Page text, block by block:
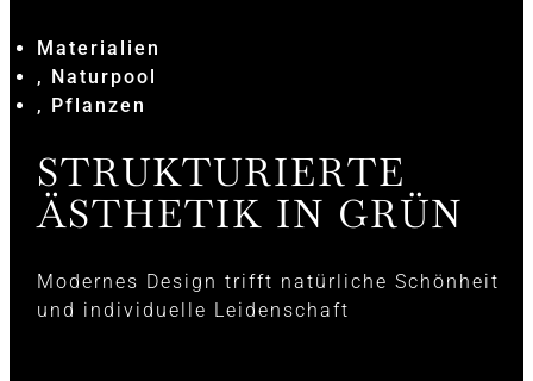
Materialien
, Naturpool
, Pflanzen
STRUKTURIERTE
ÄSTHETIK IN GRÜN
Modernes Design trifft natürliche Schönheit
und individuelle Leidenschaft